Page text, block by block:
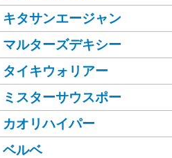
キタサンエージャン
マルターズデキシー
タイキウォリアー
ミスターサウスポー
カオリハイパー
ベルベ